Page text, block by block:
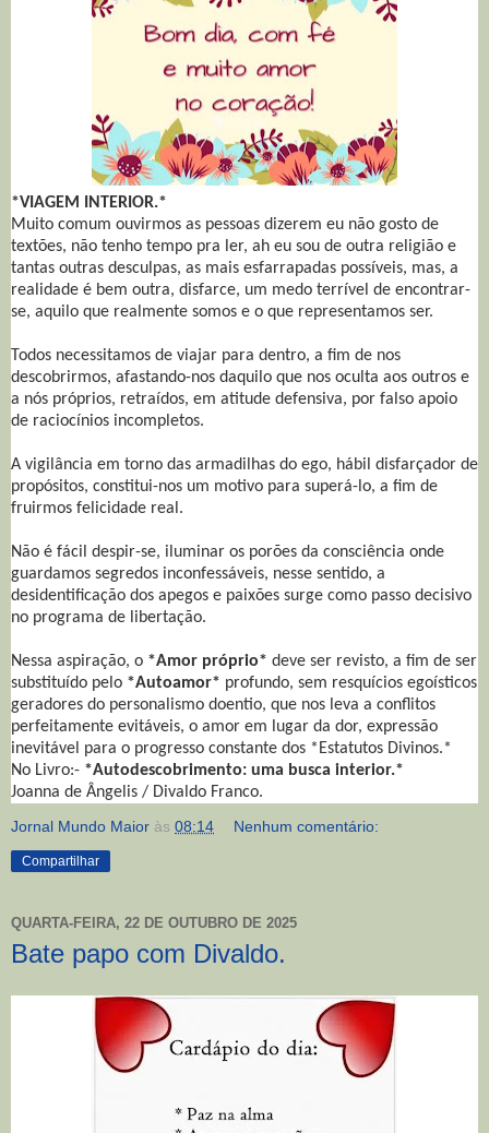
*VIAGEM INTERIOR.*
Muito comum ouvirmos as pessoas dizerem eu não gosto de
textões, não tenho tempo pra ler, ah eu sou de outra religião e
tantas outras desculpas, as mais esfarrapadas possíveis, mas, a
realidade é bem outra, disfarce, um medo terrível de encontrar-
se, aquilo que realmente somos e o que representamos ser.
Todos necessitamos de viajar para dentro, a fim de nos
descobrirmos, afastando-nos daquilo que nos oculta aos outros e
a nós próprios, retraídos, em atitude defensiva, por falso apoio
de raciocínios incompletos.
A vigilância em torno das armadilhas do ego, hábil disfarçador de
propósitos, constitui-nos um motivo para superá-lo, a fim de
fruirmos felicidade real.
Não é fácil despir-se, iluminar os porões da consciência onde
guardamos segredos inconfessáveis, nesse sentido, a
desidentificação dos apegos e paixões surge como passo decisivo
no programa de libertação.
Nessa aspiração, o *Amor próprio* deve ser revisto, a fim de ser
substituído pelo *Autoamor* profundo, sem resquícios egoísticos
geradores do personalismo doentio, que nos leva a conflitos
perfeitamente evitáveis, o amor em lugar da dor, expressão
inevitável para o progresso constante dos *Estatutos Divinos.*
No Livro:- *Autodescobrimento: uma busca interior.*
Joanna de Ângelis / Divaldo Franco.
Jornal Mundo Maior às 08:14 Nenhum comentário:
Compartilhar
QUARTA-FEIRA, 22 DE OUTUBRO DE 2025
Bate papo com Divaldo.